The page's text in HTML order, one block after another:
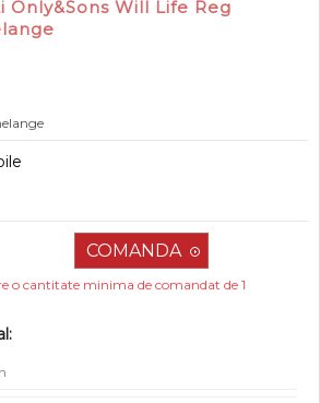
Will Life Reg
o cantitate minima de comandat de 1